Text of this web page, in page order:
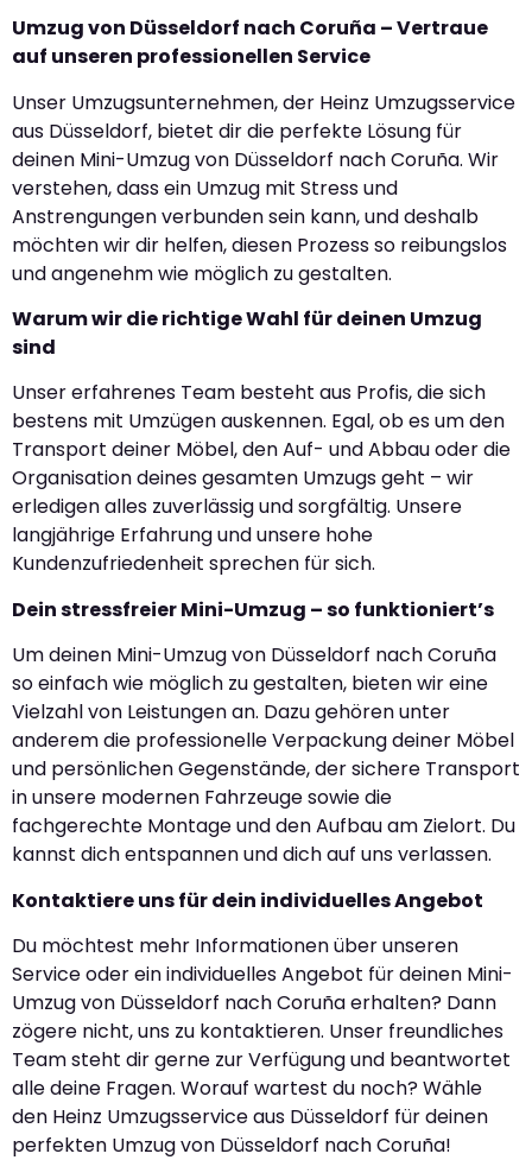
Umzug von Düsseldorf nach Coruña – Vertraue
auf unseren professionellen Service
Unser Umzugsunternehmen, der Heinz Umzugsservice
aus Düsseldorf, bietet dir die perfekte Lösung für
deinen Mini-Umzug von Düsseldorf nach Coruña. Wir
verstehen, dass ein Umzug mit Stress und
Anstrengungen verbunden sein kann, und deshalb
möchten wir dir helfen, diesen Prozess so reibungslos
und angenehm wie möglich zu gestalten.
Warum wir die richtige Wahl für deinen Umzug
sind
Unser erfahrenes Team besteht aus Profis, die sich
bestens mit Umzügen auskennen. Egal, ob es um den
Transport deiner Möbel, den Auf- und Abbau oder die
Organisation deines gesamten Umzugs geht – wir
erledigen alles zuverlässig und sorgfältig. Unsere
langjährige Erfahrung und unsere hohe
Kundenzufriedenheit sprechen für sich.
Dein stressfreier Mini-Umzug – so funktioniert’s
Um deinen Mini-Umzug von Düsseldorf nach Coruña
so einfach wie möglich zu gestalten, bieten wir eine
Vielzahl von Leistungen an. Dazu gehören unter
anderem die professionelle Verpackung deiner Möbel
und persönlichen Gegenstände, der sichere Transport
in unsere modernen Fahrzeuge sowie die
fachgerechte Montage und den Aufbau am Zielort. Du
kannst dich entspannen und dich auf uns verlassen.
Kontaktiere uns für dein individuelles Angebot
Du möchtest mehr Informationen über unseren
Service oder ein individuelles Angebot für deinen Mini-
Umzug von Düsseldorf nach Coruña erhalten? Dann
zögere nicht, uns zu kontaktieren. Unser freundliches
Team steht dir gerne zur Verfügung und beantwortet
alle deine Fragen. Worauf wartest du noch? Wähle
den Heinz Umzugsservice aus Düsseldorf für deinen
perfekten Umzug von Düsseldorf nach Coruña!